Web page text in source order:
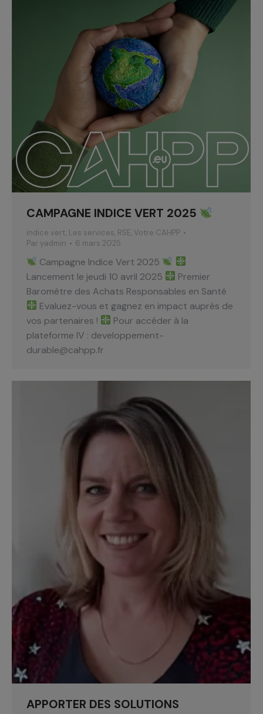
CAMPAGNE INDICE VERT 2025
indice vert, Les services, RSE, Votre CAHPP
Par yadmin 6 mars 2025
Campagne Indice Vert 2025
Lancement le jeudi 10 avril 2025
Premier
Baromètre des Achats Responsables en Santé
Evaluez-vous et gagnez en impact auprès de
vos partenaires !
Pour accéder à la
plateforme IV : developpement-
durable@cahpp.fr
APPORTER DES SOLUTIONS